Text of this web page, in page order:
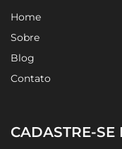
NAVEGAÇÃO RÁPIDA
Home
Sobre
Blog